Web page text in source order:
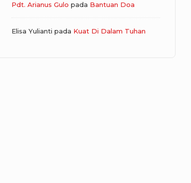
Pdt. Arianus Gulo pada Bantuan Doa
Elisa Yulianti pada Kuat Di Dalam Tuhan